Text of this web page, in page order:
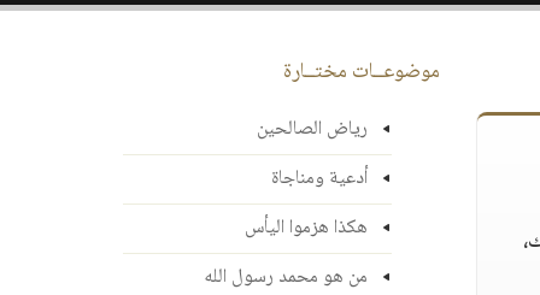
موضوعــات مختــارة
رياض الصالحين
أدعية ومناجاة
هكذا هزموا اليأس
من هو محمد رسول الله